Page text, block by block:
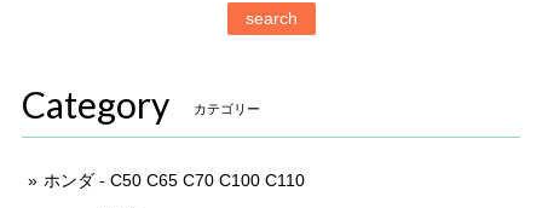
search
Category カテゴリー
ホンダ - C50 C65 C70 C100 C110